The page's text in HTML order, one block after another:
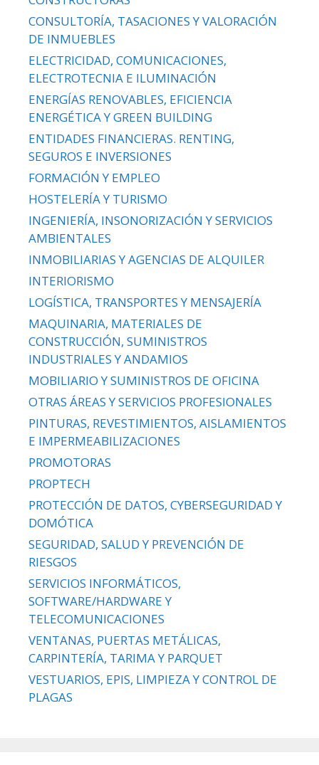
CONSULTORÍA, TASACIONES Y VALORACIÓN
DE INMUEBLES
ELECTRICIDAD, COMUNICACIONES,
ELECTROTECNIA E ILUMINACIÓN
ENERGÍAS RENOVABLES, EFICIENCIA
ENERGÉTICA Y GREEN BUILDING
ENTIDADES FINANCIERAS. RENTING,
SEGUROS E INVERSIONES
FORMACIÓN Y EMPLEO
HOSTELERÍA Y TURISMO
INGENIERÍA, INSONORIZACIÓN Y SERVICIOS
AMBIENTALES
INMOBILIARIAS Y AGENCIAS DE ALQUILER
INTERIORISMO
LOGÍSTICA, TRANSPORTES Y MENSAJERÍA
MAQUINARIA, MATERIALES DE
CONSTRUCCIÓN, SUMINISTROS
INDUSTRIALES Y ANDAMIOS
MOBILIARIO Y SUMINISTROS DE OFICINA
OTRAS ÁREAS Y SERVICIOS PROFESIONALES
PINTURAS, REVESTIMIENTOS, AISLAMIENTOS
E IMPERMEABILIZACIONES
PROMOTORAS
PROPTECH
PROTECCIÓN DE DATOS, CYBERSEGURIDAD Y
DOMÓTICA
SEGURIDAD, SALUD Y PREVENCIÓN DE
RIESGOS
SERVICIOS INFORMÁTICOS,
SOFTWARE/HARDWARE Y
TELECOMUNICACIONES
VENTANAS, PUERTAS METÁLICAS,
CARPINTERÍA, TARIMA Y PARQUET
VESTUARIOS, EPIS, LIMPIEZA Y CONTROL DE
PLAGAS